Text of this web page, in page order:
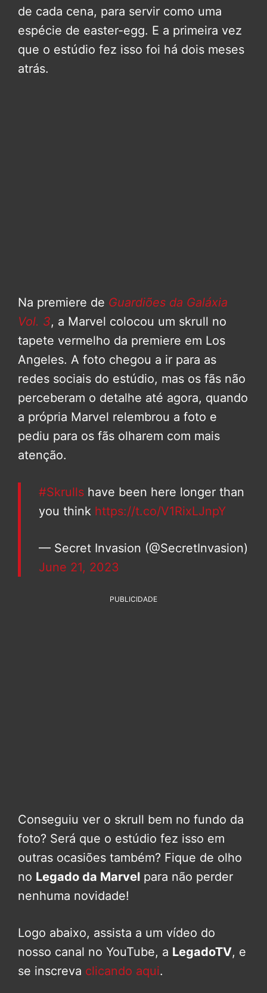
de cada cena, para servir como uma
espécie de easter-egg. E a primeira vez
que o estúdio fez isso foi há dois meses
atrás.
Na premiere de Guardiões da Galáxia
Vol. 3, a Marvel colocou um skrull no
tapete vermelho da premiere em Los
Angeles. A foto chegou a ir para as
redes sociais do estúdio, mas os fãs não
perceberam o detalhe até agora, quando
a própria Marvel relembrou a foto e
pediu para os fãs olharem com mais
atenção.
#Skrulls have been here longer than
you think https://t.co/V1RixLJnpY
— Secret Invasion (@SecretInvasion)
June 21, 2023
PUBLICIDADE
Conseguiu ver o skrull bem no fundo da
foto? Será que o estúdio fez isso em
outras ocasiões também? Fique de olho
no Legado da Marvel para não perder
nenhuma novidade!
Logo abaixo, assista a um vídeo do
nosso canal no YouTube, a LegadoTV, e
se inscreva clicando aqui.